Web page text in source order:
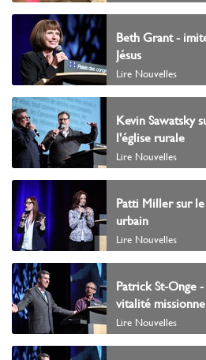
Beth Grant -
Jésus
Lire Nouvelles
Kevin Sawatsky
l'église rurale
Lire Nouvelles
Patti Miller sur
urbain
Lire Nouvelles
Patrick St-Onge
vitalité
Lire Nouvelles